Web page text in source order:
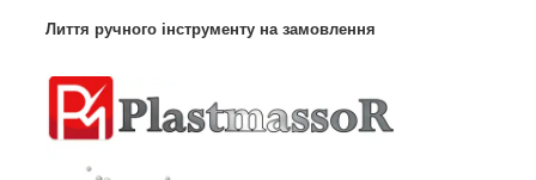
Лиття ручного інструменту на замовлення